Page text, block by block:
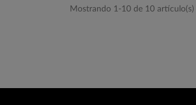
Mostrando 1-10 de 10 artículo(s)